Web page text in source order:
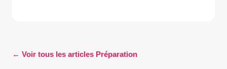
← Voir tous les articles Préparation